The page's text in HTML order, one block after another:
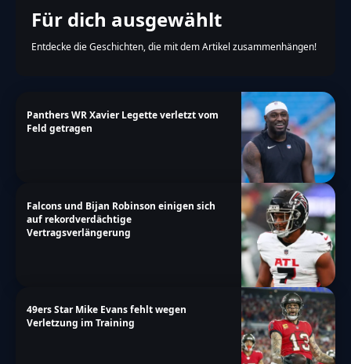
Für dich ausgewählt
Entdecke die Geschichten, die mit dem Artikel zusammenhängen!
Panthers WR Xavier Legette verletzt vom
Feld getragen
Falcons und Bijan Robinson einigen sich
auf rekordverdächtige
Vertragsverlängerung
49ers Star Mike Evans fehlt wegen
Verletzung im Training